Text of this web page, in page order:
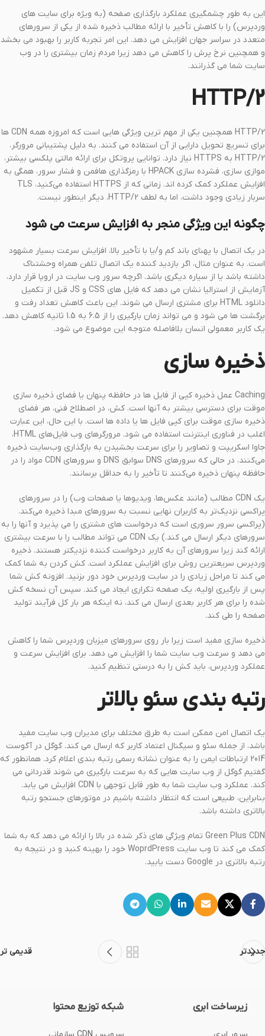
این به طور چشمگیری عملکرد بارگذاری صفحه (به ویژه برای سایت های
وردپرس) را با کاهش تأخیر با ارائه مطالب ذخیره شده از یکی از سرورهای
متعدد در سراسر جهان افزایش می دهد. این امر تجربه کاربر را بهبود می بخشد
و همچنین نرخ پرش را کاهش می دهد زیرا مردم زمان بیشتری را در وب
سایت شما می گذرانند.
HTTP/2
HTTP/2 همچنین یکی از مهم ترین ویژگی هایی است که امروزه همه CDN ها
برای تسریع تحویل دارایی از آن استفاده می کنند. به دلیل پشتیبانی مرورگر،
HTTP/2 به HTTPS نیاز دارد. توانایی پروتکل برای ارائه مالتی پلکسی بیشتر،
موازی سازی، فشرده سازی HPACK با رمزگذاری هافمن و فشار سرور، همگی به
افزایش عملکرد کمک کرده اند. زمانی که از HTTPS استفاده می‌کنید، TLS
سربار زیادی وجود داشت، اما به لطف HTTP/2، دیگر اینطور نیست.
چگونه این ویژگی منجر به افزایش سرعت می شود
در یک اتصال با پهنای باند کم و/یا با تأخیر بالا، افزایش سرعت بسیار مشهود
است. به عنوان مثال، اگر بازدید کننده یک اتصال تلفن همراه وحشتناک
داشته باشد یا از سیاره دیگری باشد. اگرچه سرور وب سایت در اروپا قرار دارد،
آزمایش از استرالیا نشان می دهد که فایل های CSS و JS قبل از تکمیل
دانلود HTML برای مشتری ارسال می شوند. این باعث کاهش تعداد رفت و
برگشت ها می شود و می تواند زمان بارگیری را از 6.5 به 1.5 ثانیه کاهش دهد.
یک کاربر معمولی انسان بلافاصله متوجه این موضوع می شود.
ذخیره سازی
Caching عمل ذخیره کپی از فایل ها در حافظه پنهان یا فضای ذخیره سازی
موقت برای دسترسی بیشتر به آنها است. کش، در اصطلاح فنی، هر فضای
ذخیره سازی موقت برای کپی فایل ها یا داده ها است. با این حال، این عبارت
اغلب در فناوری اینترنت استفاده می شود. مرورگرهای وب فایل‌های HTML،
جاوا اسکریپت و تصاویر را برای سرعت بخشیدن به بارگذاری وب‌سایت ذخیره
می‌کنند، در حالی که سرورهای DNS سوابق DNS و سرورهای CDN مواد را در
حافظه پنهان ذخیره می‌کنند تا تأخیر را به حداقل برسانند.
یک CDN مطالب (مانند عکس‌ها، ویدیوها یا صفحات وب) را در سرورهای
پراکسی نزدیک‌تر به کاربران نهایی نسبت به سرورهای مبدا ذخیره می‌کند.
(پراکسی سرور سروری است که درخواست های مشتری را می پذیرد و آنها را به
سرورهای دیگر ارسال می کند.) یک CDN می تواند مطالب را با سرعت بیشتری
ارائه کند زیرا سرورهای آن به کاربر درخواست کننده نزدیکتر هستند. ذخیره
وردپرس سریعترین روش برای افزایش عملکرد است. کش کردن به شما کمک
می کند تا مراحل زیادی را در سایت وردپرس خود دور بزنید. افزونه کش شما
پس از بارگیری اولیه، یک صفحه تکراری ایجاد می کند. سپس آن نسخه کش
شده را برای هر کاربر بعدی ارسال می کند، نه اینکه هر بار کل فرآیند تولید
صفحه را طی کند.
ذخیره سازی مفید است زیرا بار روی سرورهای میزبان وردپرس شما را کاهش
می دهد و سرعت وب سایت شما را افزایش می دهد. برای افزایش سرعت و
عملکرد وردپرس، باید کش را به درستی تنظیم کنید.
رتبه بندی سئو بالاتر
یک اتصال امن ممکن است به طرق مختلف برای مدیران وب سایت مفید
باشد، از جمله سئو و سیگنال اعتماد کاربر که ارسال می کند. گوگل در آگوست
2014 ارتباطات ایمن را به عنوان نشانه رسمی رتبه بندی اعلام کرد. همانطور که
گفتیم گوگل از وب سایت هایی که به سرعت بارگیری می شوند قدردانی می
کند. عملکرد وب سایت شما به طور قابل توجهی با CDN افزایش می یابد.
بنابراین، طبیعی است که انتظار داشته باشیم در موتورهای جستجو رتبه
بالاتری داشته باشد.
Green Plus CDN تمام ویژگی های ذکر شده در بالا را ارائه می دهد که به شما
کمک می کند تا وب سایت WoprdPress خود را بهینه کنید و در نتیجه به
رتبه بالاتری در Google دست یابید.
جدیدتر قدیمی تر
زیرساخت ابری شبکه توزیع محتوا